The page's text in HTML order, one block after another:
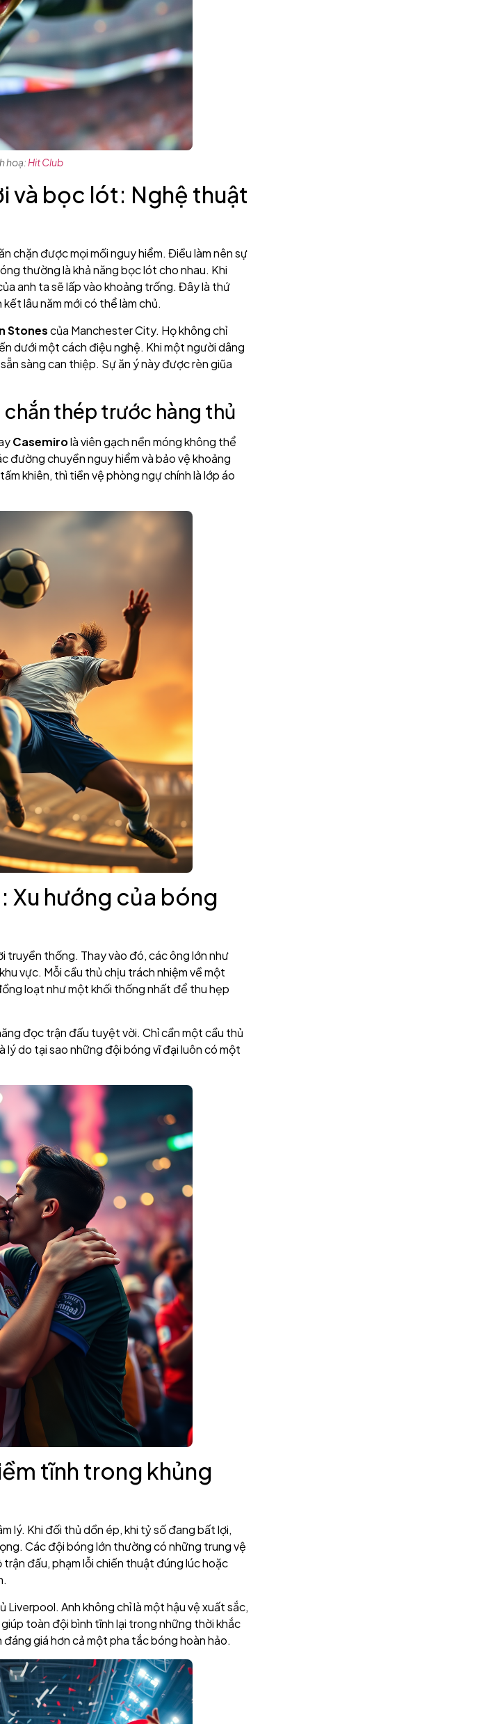
hoạ: Hit Club
và bọc lót: Nghệ thuật
chặn được mọi mối nguy hiểm. Điều làm nên sự
thường là khả năng bọc lót cho nhau. Khi
anh ta sẽ lấp vào khoảng trống. Đây là thứ
lâu năm mới có thể làm chủ.
Stonescủa Manchester City. Họ không chỉ
dưới một cách điệu nghệ. Khi một người dâng
sàng can thiệp. Sự ăn ý này được rèn giũa
chắn thép trước hàng thủ
Casemirolà viên gạch nền móng không thể
đường chuyền nguy hiểm và bảo vệ khoảng
khiên, thì tiền vệ phòng ngự chính là lớp áo
Xu hướng của bóng
truyền thống. Thay vào đó, các ông lớn như
vực. Mỗi cầu thủ chịu trách nhiệm về một
loạt như một khối thống nhất để thu hẹp
đọc trận đấu tuyệt vời. Chỉ cần một cầu thủ
do tại sao những đội bóng vĩ đại luôn có một
tĩnh trong khủng
lý. Khi đối thủ dồn ép, khi tỷ số đang bất lợi,
Các đội bóng lớn thường có những trung vệ
đấu, phạm lỗi chiến thuật đúng lúc hoặc
Liverpool. Anh không chỉ là một hậu vệ xuất sắc,
toàn đội bình tĩnh lại trong những thời khắc
giá hơn cả một pha tắc bóng hoàn hảo.